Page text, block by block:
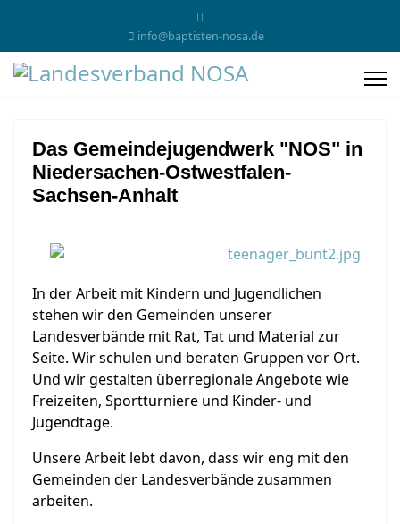
info@baptisten-nosa.de
Das Gemeindejugendwerk "NOS" in
Niedersachen-Ostwestfalen-
Sachsen-Anhalt
In der Arbeit mit Kindern und Jugendlichen
stehen wir den Gemeinden unserer
Landesverbände mit Rat, Tat und Material zur
Seite. Wir schulen und beraten Gruppen vor Ort.
Und wir gestalten überregionale Angebote wie
Freizeiten, Sportturniere und Kinder- und
Jugendtage.
Unsere Arbeit lebt davon, dass wir eng mit den
Gemeinden der Landesverbände zusammen
arbeiten.